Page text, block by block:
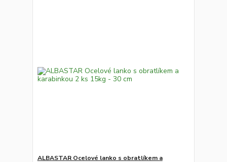
ALBASTAR Ocelové lanko s obratlíkem a